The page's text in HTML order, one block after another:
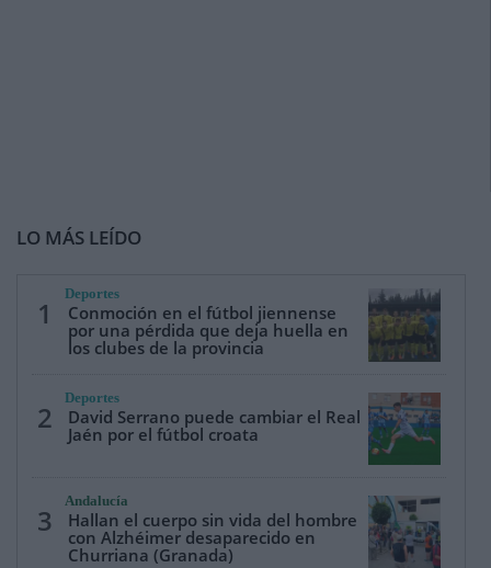
LO MÁS LEÍDO
1
Deportes
Conmoción en el fútbol jiennense
por una pérdida que deja huella en
los clubes de la provincia
2
Deportes
David Serrano puede cambiar el Real
Jaén por el fútbol croata
3
Andalucía
Hallan el cuerpo sin vida del hombre
con Alzhéimer desaparecido en
Churriana (Granada)